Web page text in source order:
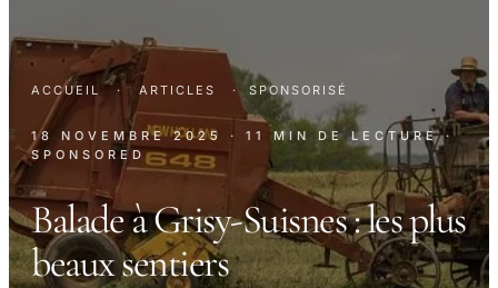
ACCUEIL · ARTICLES · SPONSORISÉ
18 NOVEMBRE 2025 · 11 MIN DE LECTURE ·
SPONSORED
Balade à Grisy-Suisnes : les plus
beaux sentiers